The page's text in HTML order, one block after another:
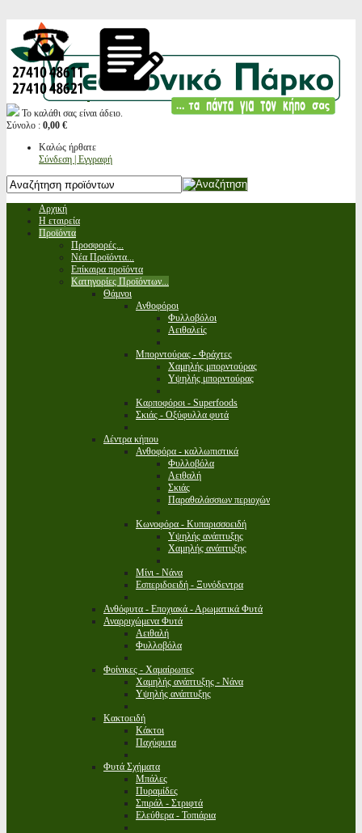
Το καλάθι σας είναι άδειο.
Σύνολο : 0,00 €
Καλώς ήρθατε
Σύνδεση | Εγγραφή
Αρχική
Η εταιρεία
Προϊόντα
Προσφορές...
Νέα Προϊόντα...
Επίκαιρα προϊόντα
Κατηγορίες Προϊόντων...
Θάμνοι
Ανθοφόροι
Φυλλοβόλοι
Αειθαλείς
Μπορντούρας - Φράχτες
Χαμηλής μπορντούρας
Υψηλής μπορντούρας
Καρποφόροι - Superfoods
Σκιάς - Οξύφυλλα φυτά
Δέντρα κήπου
Ανθοφόρα - καλλωπιστικά
Φυλλοβόλα
Αειθαλή
Σκιάς
Παραθαλάσσιων περιοχών
Κωνοφόρα - Κυπαρισσοειδή
Υψηλής ανάπτυξης
Χαμηλής ανάπτυξης
Μίνι - Νάνα
Εσπεριδοειδή - Ξυνόδεντρα
Ανθόφυτα - Εποχιακά - Αρωματικά Φυτά
Αναρριχώμενα Φυτά
Αειθαλή
Φυλλοβόλα
Φοίνικες - Χαμαίρωπες
Χαμηλής ανάπτυξης - Νάνα
Υψηλής ανάπτυξης
Κακτοειδή
Κάκτοι
Παχύφυτα
Φυτά Σχήματα
Μπάλες
Πυραμίδες
Σπιράλ - Στριφτά
Ελεύθερα - Τοπιάρια